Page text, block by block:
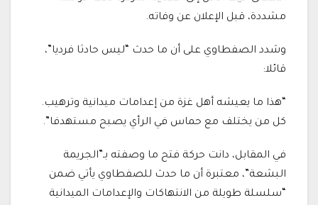
مشددة، قبل الإعلان عن وفاته.
وشدد الصفطاوي على أن ما حدث “ليس حادثا فرديا”،
قائلا:
“هذا ما يعيشه أهل غزة من إعدامات ميدانية وترهيب.
كل من يختلف مع حماس في الرأي يصبح مستهدفا”.
في المقابل، دانت حركة فتح ما وصفته بـ”الجريمة
البشعة”، معتبرة أن ما حدث للصفطاوي يأتي ضمن
“سلسلة طويلة من الانتهاكات والإعدامات الميدانية